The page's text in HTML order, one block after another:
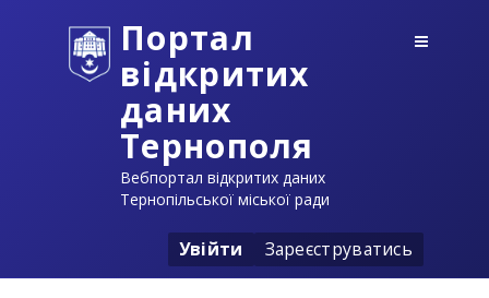
Портал
відкритих
даних
Тернополя
Вебпортал відкритих даних
Тернопільської міської ради
Увійти Зареєструватись